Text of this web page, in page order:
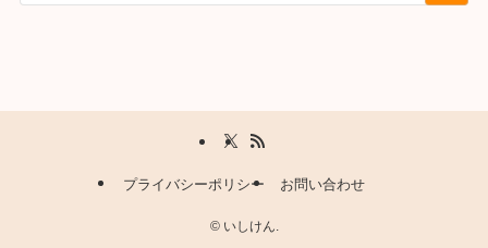
プライバシーポリシー お問い合わせ
©いしけん.